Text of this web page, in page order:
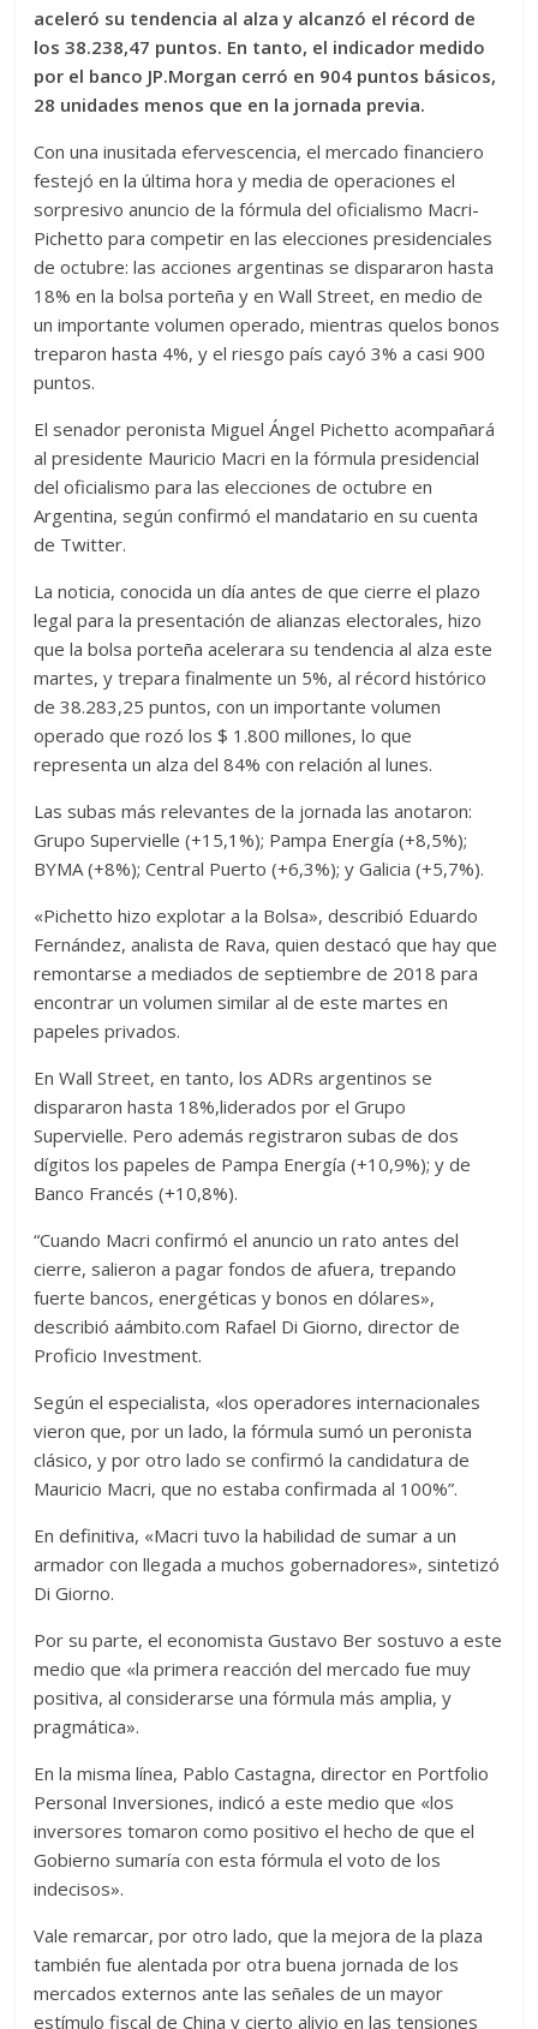
aceleró su tendencia al alza y alcanzó el récord de
los 38.238,47 puntos. En tanto, el indicador medido
por el banco JP.Morgan cerró en 904 puntos básicos,
28 unidades menos que en la jornada previa.
Con una inusitada efervescencia, el mercado financiero
festejó en la última hora y media de operaciones el
sorpresivo anuncio de la fórmula del oficialismo Macri-
Pichetto para competir en las elecciones presidenciales
de octubre: las acciones argentinas se dispararon hasta
18% en la bolsa porteña y en Wall Street, en medio de
un importante volumen operado, mientras quelos bonos
treparon hasta 4%, y el riesgo país cayó 3% a casi 900
puntos.
El senador peronista Miguel Ángel Pichetto acompañará
al presidente Mauricio Macri en la fórmula presidencial
del oficialismo para las elecciones de octubre en
Argentina, según confirmó el mandatario en su cuenta
de Twitter.
La noticia, conocida un día antes de que cierre el plazo
legal para la presentación de alianzas electorales, hizo
que la bolsa porteña acelerara su tendencia al alza este
martes, y trepara finalmente un 5%, al récord histórico
de 38.283,25 puntos, con un importante volumen
operado que rozó los $ 1.800 millones, lo que
representa un alza del 84% con relación al lunes.
Las subas más relevantes de la jornada las anotaron:
Grupo Supervielle (+15,1%); Pampa Energía (+8,5%);
BYMA (+8%); Central Puerto (+6,3%); y Galicia (+5,7%).
«Pichetto hizo explotar a la Bolsa», describió Eduardo
Fernández, analista de Rava, quien destacó que hay que
remontarse a mediados de septiembre de 2018 para
encontrar un volumen similar al de este martes en
papeles privados.
En Wall Street, en tanto, los ADRs argentinos se
dispararon hasta 18%,liderados por el Grupo
Supervielle. Pero además registraron subas de dos
dígitos los papeles de Pampa Energía (+10,9%); y de
Banco Francés (+10,8%).
“Cuando Macri confirmó el anuncio un rato antes del
cierre, salieron a pagar fondos de afuera, trepando
fuerte bancos, energéticas y bonos en dólares»,
describió aámbito.com Rafael Di Giorno, director de
Proficio Investment.
Según el especialista, «los operadores internacionales
vieron que, por un lado, la fórmula sumó un peronista
clásico, y por otro lado se confirmó la candidatura de
Mauricio Macri, que no estaba confirmada al 100%”.
En definitiva, «Macri tuvo la habilidad de sumar a un
armador con llegada a muchos gobernadores», sintetizó
Di Giorno.
Por su parte, el economista Gustavo Ber sostuvo a este
medio que «la primera reacción del mercado fue muy
positiva, al considerarse una fórmula más amplia, y
pragmática».
En la misma línea, Pablo Castagna, director en Portfolio
Personal Inversiones, indicó a este medio que «los
inversores tomaron como positivo el hecho de que el
Gobierno sumaría con esta fórmula el voto de los
indecisos».
Vale remarcar, por otro lado, que la mejora de la plaza
también fue alentada por otra buena jornada de los
mercados externos ante las señales de un mayor
estímulo fiscal de China y cierto alivio en las tensiones